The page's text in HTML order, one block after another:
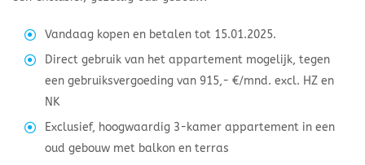
Vandaag kopen en betalen tot 15.01.2025.
Direct gebruik van het appartement mogelijk, tegen
een gebruiksvergoeding van 915,- €/mnd. excl. HZ en
NK
Exclusief, hoogwaardig 3-kamer appartement in een
oud gebouw met balkon en terras